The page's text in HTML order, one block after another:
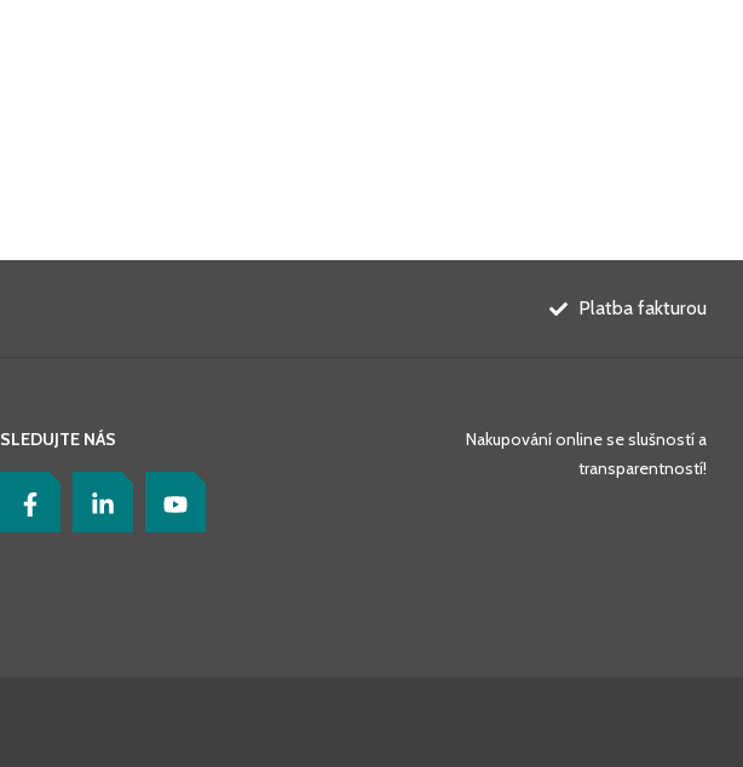
Platba fakturou
SLEDUJTE NÁS
Nakupování online se slušností a
transparentností!